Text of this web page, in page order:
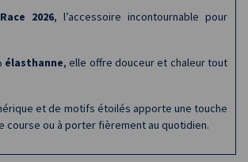
2026, l’accessoire incontournable pour
élasthanne, elle offre douceur et chaleur tout
et de motifs étoilés apporte une touche
course ou à porter fièrement au quotidien.